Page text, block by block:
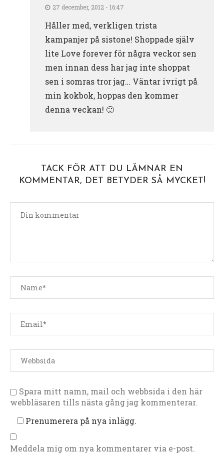
27 december, 2012 - 16:47
Håller med, verkligen trista
kampanjer på sistone! Shoppade själv
lite Love forever för några veckor sen
men innan dess har jag inte shoppat
sen i somras tror jag… Väntar ivrigt på
min kokbok, hoppas den kommer
denna veckan! 🙂
TACK FÖR ATT DU LÄMNAR EN
KOMMENTAR, DET BETYDER SÅ MYCKET!
Spara mitt namn, mail och webbsida i den här
webbläsaren tills nästa gång jag kommenterar.
Prenumerera på nya inlägg.
Meddela mig om nya kommentarer via e-post.